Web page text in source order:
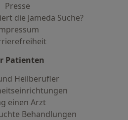
Presse
die Jameda Suche?
Patienten
Heilberufler
einen Arzt
Behandlungen